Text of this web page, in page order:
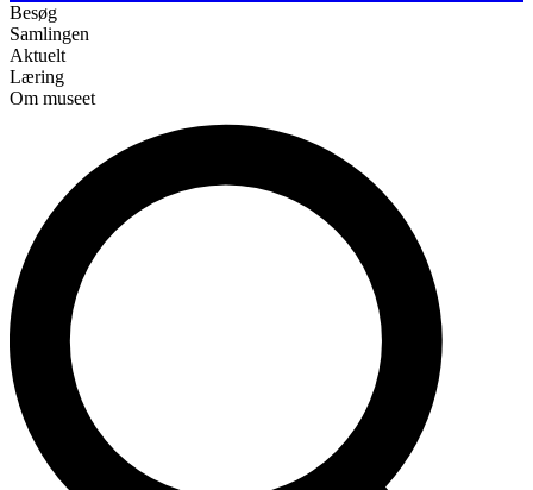
Besøg
Samlingen
Aktuelt
Læring
Om museet